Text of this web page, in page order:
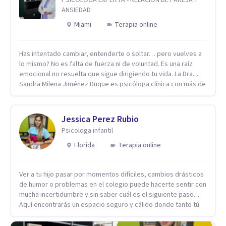
ANSIEDAD
Miami
Terapia online
Has intentado cambiar, entenderte o soltar… pero vuelves a
lo mismo? No es falta de fuerza ni de voluntad. Es una raíz
emocional no resuelta que sigue dirigiendo tu vida. La Dra.
Sandra Milena Jiménez Duque es psicóloga clínica con más de
ansiedad, la baja autoestima, la dependencia emocional y los
conflictos de pareja. Ha trabajado con pacientes en
diferentes países, acompañando procesos complejos. Su
enfoque terapéutico se diferencia por una premisa clara: no
sistema emocional, reprocesamiento de heridas de la
infancia y reestructuración cognitiva profunda, permitiendo
transformar patrones, emociones y decisiones desde su
origen. Si buscas un proceso superficial, este no es el lugar.
Jessica Perez Rubio
Psicologa infantil
Florida
Terapia online
Ver a tu hijo pasar por momentos difíciles, cambios drásticos
de humor o problemas en el colegio puede hacerte sentir con
mucha incertidumbre y sin saber cuál es el siguiente paso.
Aquí encontrarás un espacio seguro y cálido donde tanto tú